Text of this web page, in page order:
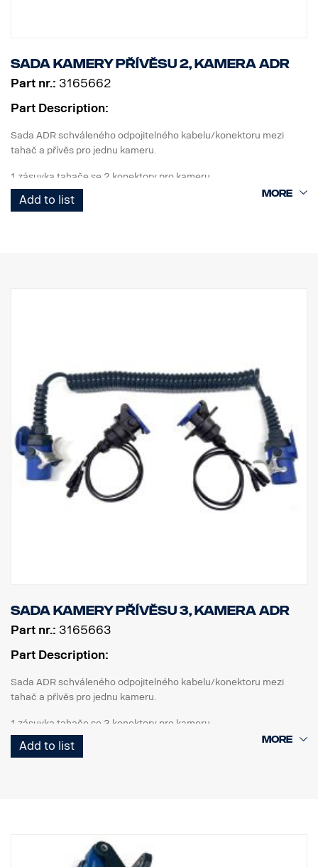
Sada kamery přívěsu 2, kamera ADR
Part nr.: 3165662
Part Description:
Sada ADR schváleného odpojitelného kabelu/konektoru mezi
tahač a přívěs pro jednu kameru.
1 zásuvka tahače se 2 konektory pro kameru
1 Spirálový kabel Curl-E
1 zásuvka tahače se 2 konektory pro kameru
Add to list
Sada kamery přívěsu 3, kamera ADR
Part nr.: 3165663
Part Description:
Sada ADR schváleného odpojitelného kabelu/konektoru mezi
tahač a přívěs pro jednu kameru.
1 zásuvka tahače se 3 konektory pro kameru
1 Spirálový kabel Curl-E
1 zásuvka návěsu se 3 konektory pro kameru
Add to list